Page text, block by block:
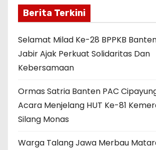
Berita Terkini
Selamat Milad Ke-28 BPPKB
Jabir Ajak Perkuat Solidaritas Dan
Kebersamaan
Ormas Satria Banten PAC
Acara Menjelang HUT Ke-81
Silang Monas
Warga Talang Jawa Merbau